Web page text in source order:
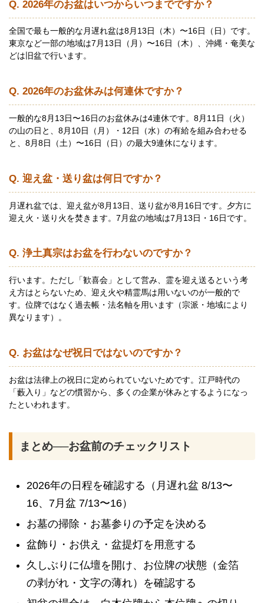
Q. 2026年のお盆はいつからいつまでですか？
全国で最も一般的な月遅れ盆は8月13日（木）〜16日（日）です。
東京など一部の地域は7月13日（月）〜16日（木）、沖縄・奄美な
どは旧盆で行います。
Q. 2026年のお盆休みは何連休ですか？
一般的な8月13日〜16日のお盆休みは4連休です。8月11日（火）
の山の日と、8月10日（月）・12日（水）の有給を組み合わせる
と、8月8日（土）〜16日（日）の最大9連休になります。
Q. 迎え盆・送り盆は何日ですか？
月遅れ盆では、迎え盆が8月13日、送り盆が8月16日です。夕方に
迎え火・送り火を焚きます。7月盆の地域は7月13日・16日です。
Q. 浄土真宗はお盆を行わないのですか？
行います。ただし「歓喜会」として営み、霊を迎え送るという考
え方はとらないため、迎え火や精霊馬は用いないのが一般的で
す。位牌ではなく過去帳・法名軸を用います（宗派・地域により
異なります）。
Q. お盆はなぜ祝日ではないのですか？
お盆は法律上の祝日に定められていないためです。江戸時代の
「藪入り」などの慣習から、多くの企業が休みとするようになっ
たといわれます。
まとめ──お盆前のチェックリスト
2026年の日程を確認する（月遅れ盆 8/13〜
16、7月盆 7/13〜16）
お墓の掃除・お墓参りの予定を決める
盆飾り・お供え・盆提灯を用意する
久しぶりに仏壇を開け、お位牌の状態（金箔
の剥がれ・文字の薄れ）を確認する